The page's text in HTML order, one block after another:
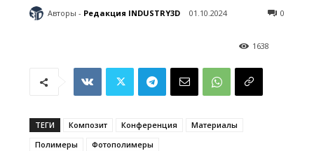
Авторы - Редакция INDUSTRY3D 01.10.2024 0
1638
ТЕГИ Композит Конференция
Материалы
Полимеры
Фотополимеры